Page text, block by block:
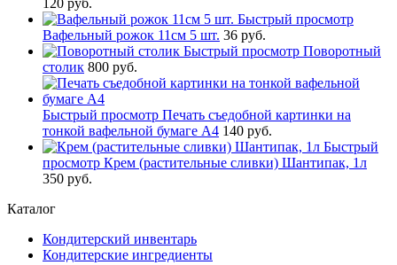
Быстрый просмотр
Вафельный рожок 11см 5 шт. 36 руб.
Быстрый просмотр Поворотный
столик 800 руб.
Быстрый просмотр Печать съедобной картинки на
тонкой вафельной бумаге А4 140 руб.
Быстрый
просмотр Крем (растительные сливки) Шантипак, 1л
350 руб.
Каталог
Кондитерский инвентарь
Кондитерские ингредиенты